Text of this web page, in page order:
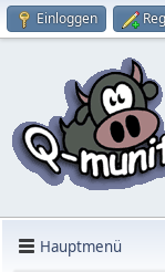
Einloggen
Hauptmenü